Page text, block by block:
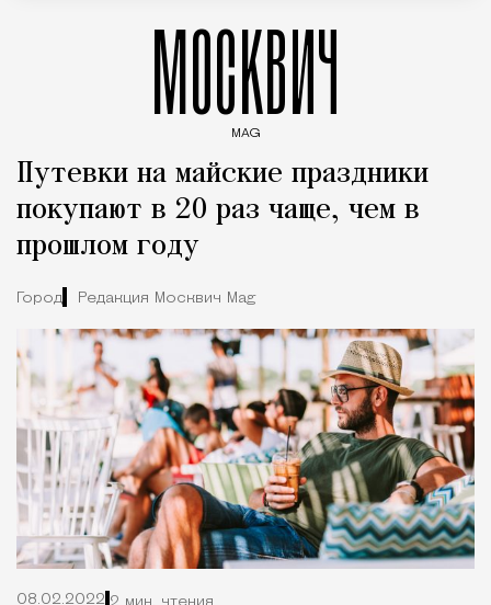
МОСКВИЧ
MAG
Путевки на майские праздники
покупают в 20 раз чаще, чем в
прошлом году
Город Редакция Москвич Mag
08.02.2022